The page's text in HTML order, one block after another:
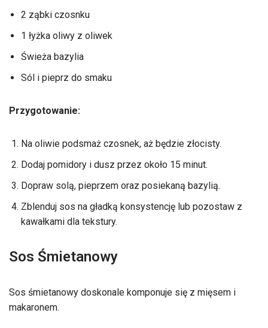
2 ząbki czosnku
1 łyżka oliwy z oliwek
Świeża bazylia
Sól i pieprz do smaku
Przygotowanie:
Na oliwie podsmaż czosnek, aż będzie złocisty.
Dodaj pomidory i dusz przez około 15 minut.
Dopraw solą, pieprzem oraz posiekaną bazylią.
Zblenduj sos na gładką konsystencję lub pozostaw z
kawałkami dla tekstury.
Sos Śmietanowy
Sos śmietanowy doskonale komponuje się z mięsem i
makaronem.